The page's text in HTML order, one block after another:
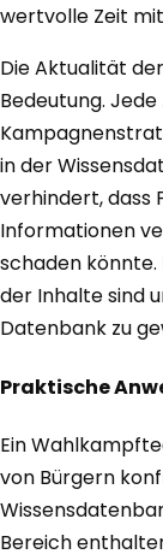
wertvolle Zeit
Die Aktualität
Bedeutung.
in der
verhindert, dass
Informationen
schaden
der Inhalte sind
Datenbank zu
Praktische
Ein
von Bürgern
Bereich